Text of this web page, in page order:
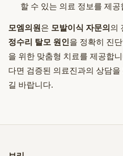
할 수 있는 의료 정보를 제공
모엠의원은 모발이식 자문의의
정수리 탈모 원인을 정확히 진
을 위한 맞춤형 치료를 제공합
다면 검증된 의료진과의 상담
길 바랍니다.